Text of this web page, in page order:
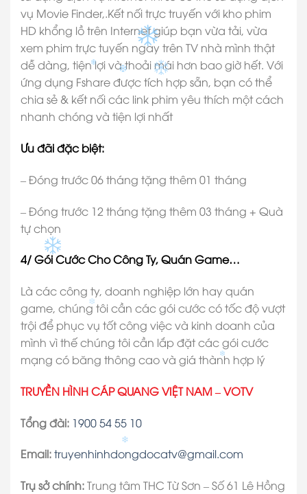
vụ Movie Finder,.Kết nối trực truyến với kho phim
HD khổng lồ trên Internet giúp bạn vừa tải, vừa
xem phim trực tuyến ngay trên TV nhà mình thật
dễ dàng, tiện lợi và thoải mái hơn bao giờ hết. Với
ứng dụng Fshare được tích hợp sẵn, bạn có thể
chia sẻ & kết nối các link phim yêu thích một cách
nhanh chóng và tiện lợi nhất
Ưu đãi đặc biệt:
– Đóng trước 06 tháng tặng thêm 01 tháng
– Đóng trước 12 tháng tặng thêm 03 tháng + Quà
tự chọn
4/ Gói Cước Cho Công Ty, Quán Game…
Là các công ty, doanh nghiệp lớn hay quán
game, chúng tôi cần các gói cước có tốc độ vượt
trội để phục vụ tốt công việc và kinh doanh của
mình vì thế chúng tôi cần lắp đặt các gói cước
mạng có băng thông cao và giá thành hợp lý
TRUYỀN HÌNH CÁP QUANG VIỆT NAM – VOTV
Tổng đài: 1900 54 55 10
Email:truyenhinhdongdocatv@gmail.com
Trụ sở chính:Trung tâm THC Từ Sơn – Số 61 Lê Hồng